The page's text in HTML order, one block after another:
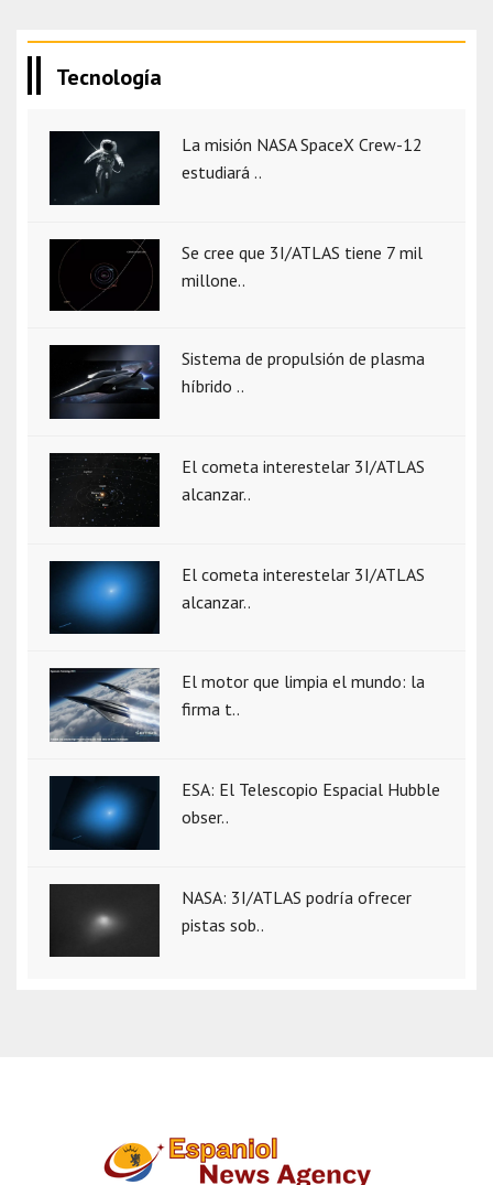
Tecnología
La misión NASA SpaceX Crew-12
estudiará ..
Se cree que 3I/ATLAS tiene 7 mil
millone..
Sistema de propulsión de plasma
híbrido ..
El cometa interestelar 3I/ATLAS
alcanzar..
El cometa interestelar 3I/ATLAS
alcanzar..
El motor que limpia el mundo: la
firma t..
ESA: El Telescopio Espacial Hubble
obser..
NASA: 3I/ATLAS podría ofrecer
pistas sob..